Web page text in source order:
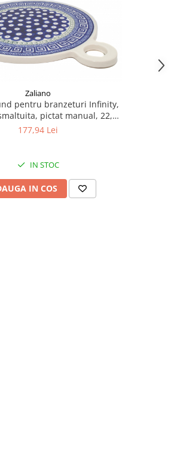
Zaliano
pentru branzeturi Infinity,
pictat manual, 22,8
cm
177,94 Lei
IN STOC
IN COS